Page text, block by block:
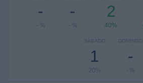
-
- %
-
- %
2
40%
SÁBADO
1
20%
DOMINGO
-
- %